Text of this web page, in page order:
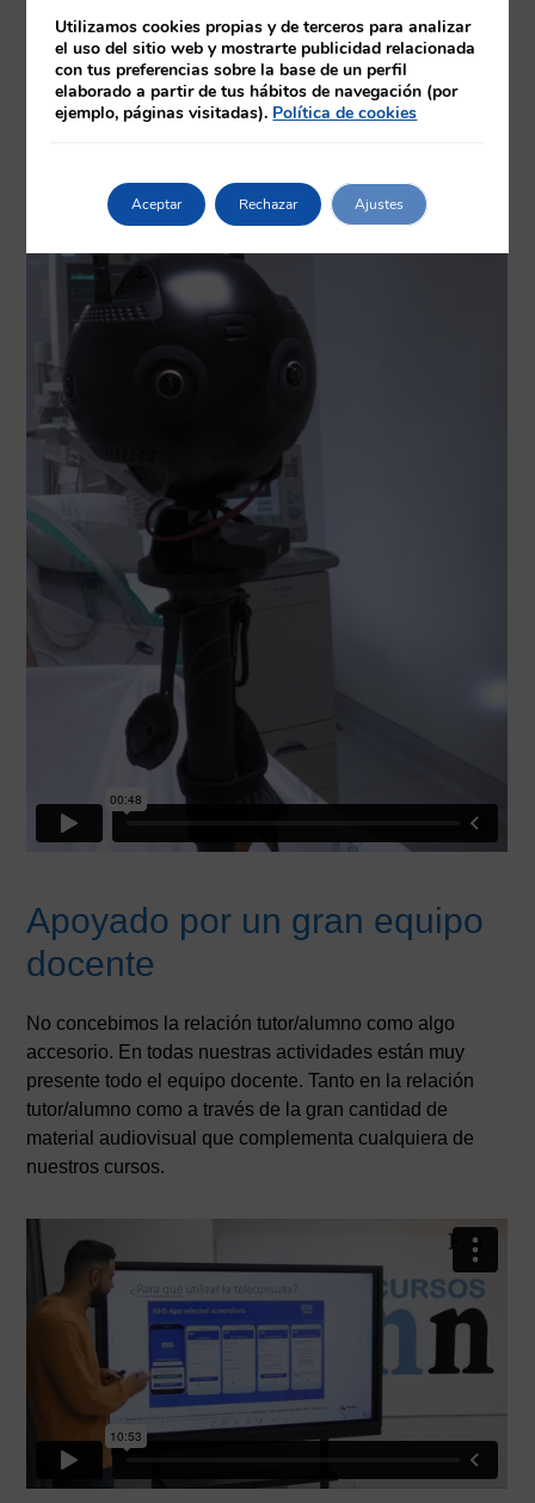
Apoyado por un gran equipo
docente
No concebimos la relación tutor/alumno como algo
accesorio. En todas nuestras actividades están muy
presente todo el equipo docente. Tanto en la relación
tutor/alumno como a través de la gran cantidad de
material audiovisual que complementa cualquiera de
nuestros cursos.
Utilizamos cookies propias y de terceros para analizar
el uso del sitio web y mostrarte publicidad relacionada
con tus preferencias sobre la base de un perfil
elaborado a partir de tus hábitos de navegación (por
ejemplo, páginas visitadas). Política de cookies
Aceptar Rechazar Ajustes